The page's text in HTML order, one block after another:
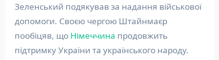
Зеленський подякував за надання військової
допомоги. Своєю чергою Штайнмаєр
пообіцяв, що Німеччина продовжить
підтримку України та українського народу.